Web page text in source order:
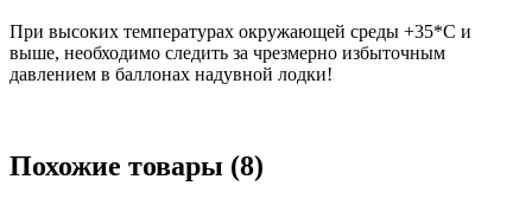
При высоких температурах окружающей среды +35*С и
выше, необходимо следить за чрезмерно избыточным
давлением в баллонах надувной лодки!
Похожие товары (8)